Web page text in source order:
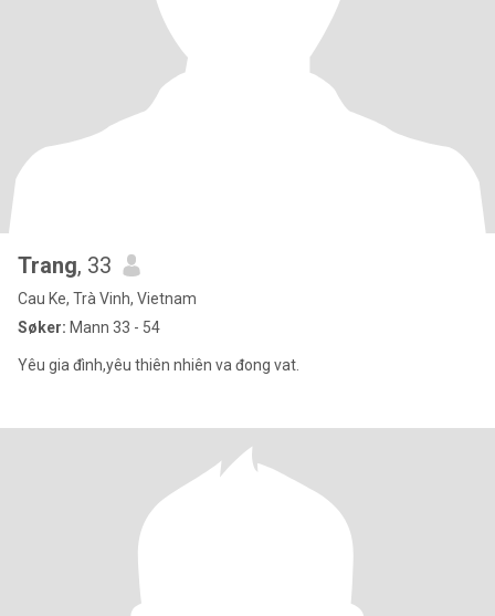
Trang, 33
Cau Ke, Trà Vinh, Vietnam
Søker: Mann 33 - 54
Yêu gia đình,yêu thiên nhiên va đong vat.